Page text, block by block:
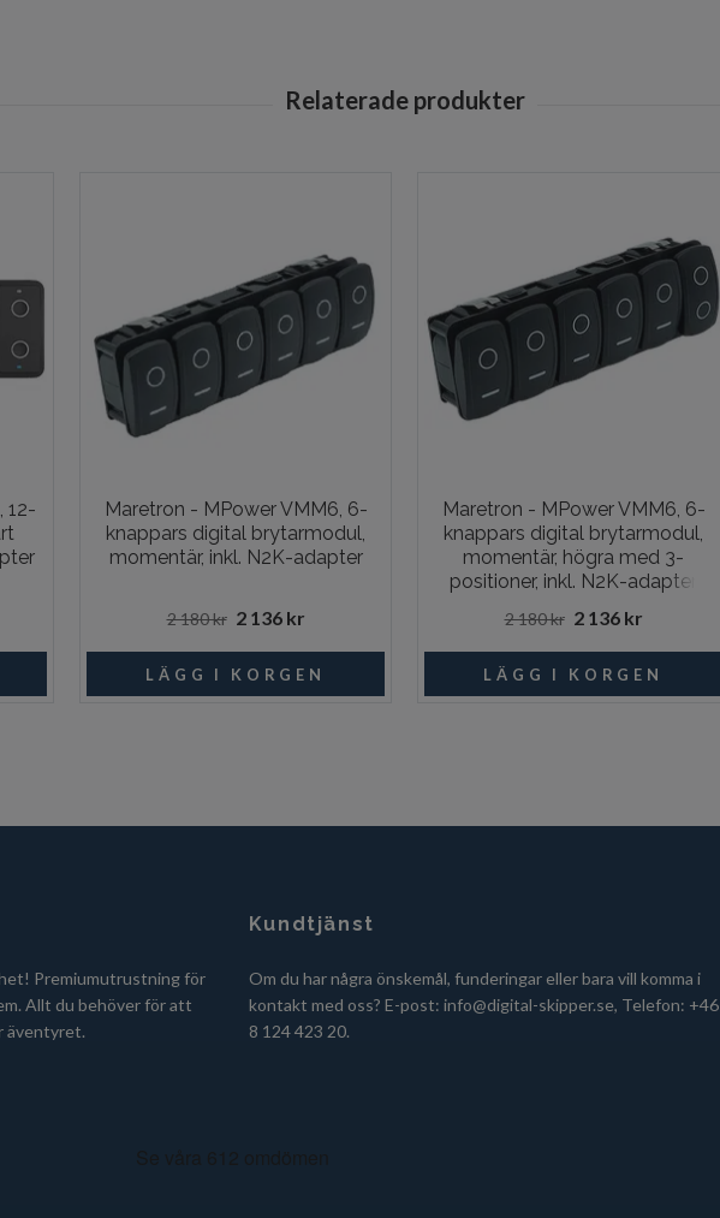
12-
Maretron - MPower VMM6, 6-
knappars digital brytarmodul,
momentär, inkl. N2K-adapter
2 180 kr 2 136 kr
Maretron - MPower VMM6, 6-
knappars digital brytarmodul,
momentär, högra med 3-
positioner, inkl. N2K-adapter
2 180 kr 2 136 kr
Premiumutrustning för
Allt du behöver för att
äventyret.
Kundtjänst
Om du har några önskemål, funderingar eller bara vill komma i
kontakt med oss? E-post: info@digital-skipper.se, Telefon: +46
8 124 423 20.